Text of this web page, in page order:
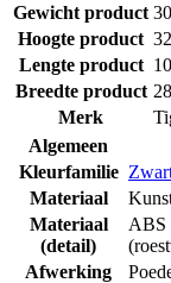
Gewicht product
Hoogte product
Lengte product
Breedte product
Merk
Algemeen
Kleurfamilie
Materiaal
Materiaal
(detail)
ABS
Afwerking